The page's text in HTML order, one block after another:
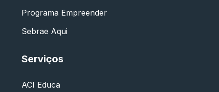
Programa Empreender
Sebrae Aqui
Serviços
ACI Educa